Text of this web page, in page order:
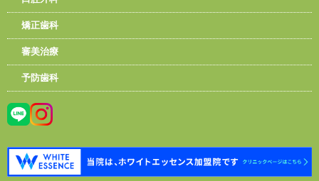
矯正歯科
審美治療
予防歯科